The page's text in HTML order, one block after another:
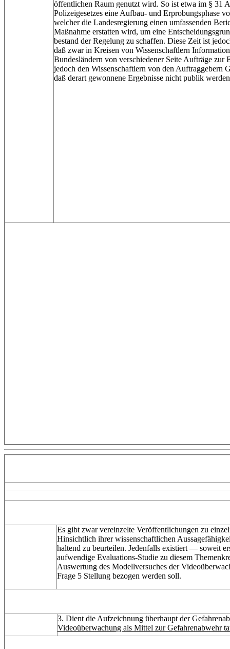
öffentlichen Raum genutzt wird. So ist etwa im § 31
Polizeigesetzes eine Aufbau- und Erprobungsphase
welcher die Landesregierung einen umfassenden
Maßnahme erstatten wird, um eine
bestand der Regelung zu schaffen. Diese Zeit ist
daß zwar in Kreisen von Wissenschaftlern
Bundesländern von verschiedener Seite Aufträge
jedoch den Wissenschaftlern von den Auftraggebern
daß derart gewonnene Ergebnisse nicht publik
Es gibt zwar vereinzelte Veröffentlichungen zu
Hinsichtlich ihrer wissenschaftlichen
haltend zu beurteilen. Jedenfalls existiert — soweit
aufwendige Evaluations-Studie zu diesem
Auswertung des Modellversuches der
Frage 5 Stellung bezogen werden soll.
3. Dient die Aufzeichnung überhaupt der
Videoüberwachung als Mittel zur Gefahrenabwehr